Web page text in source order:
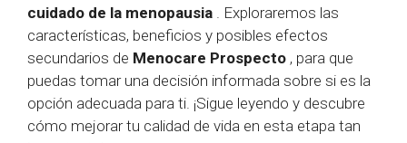
cuidado de la menopausia . Exploraremos las
características, beneficios y posibles efectos
secundarios de Menocare Prospecto , para que
puedas tomar una decisión informada sobre si es la
opción adecuada para ti. ¡Sigue leyendo y descubre
cómo mejorar tu calidad de vida en esta etapa tan